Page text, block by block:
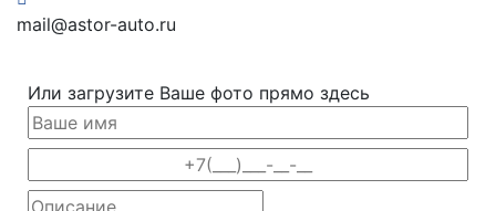
mail@astor-auto.ru
Или загрузите Ваше фото прямо здесь